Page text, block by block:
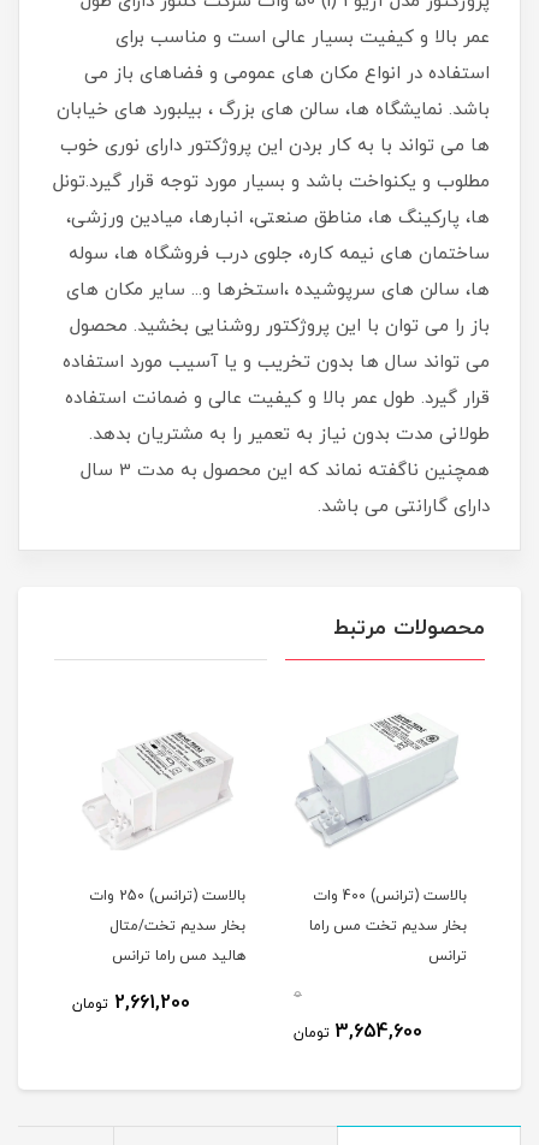
عمر بالا و کیفیت بسیار عالی است و مناسب برای
استفاده در انواع مکان های عمومی و فضاهای باز می
باشد. نمایشگاه ها، سالن های بزرگ ، بیلبورد های خیابان
ها می تواند با به کار بردن این پروژکتور دارای نوری خوب
مطلوب و یکنواخت باشد و بسیار مورد توجه قرار گیرد.تونل
ها، پارکینگ ها، مناطق صنعتی، انبارها، میادین ورزشی،
ساختمان های نیمه کاره، جلوی درب فروشگاه ها، سوله
ها، سالن های سرپوشیده ،استخرها و... سایر مکان های
باز را می توان با این پروژکتور روشنایی بخشید. محصول
می تواند سال ها بدون تخریب و یا آسیب مورد استفاده
قرار گیرد. طول عمر بالا و کیفیت عالی و ضمانت استفاده
طولانی مدت بدون نیاز به تعمیر را به مشتریان بدهد.
همچنین ناگفته نماند که این محصول به مدت 3 سال
دارای گارانتی می باشد.
محصولات مرتبط
بالاست (ترانس) 400 وات
بخار سدیم تخت مس راما
ترانس
0
3,654,600 تومان
بالاست (ترانس) 250 وات
بخار سدیم تخت/متال
هالید مس راما ترانس
2,661,200 تومان